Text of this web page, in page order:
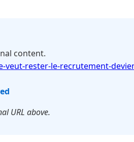
content.
rester-le-recrutement-
URL above.